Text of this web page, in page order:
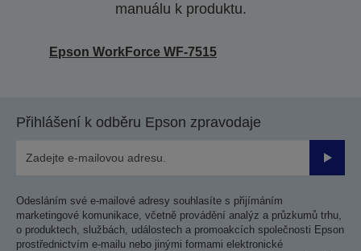
manuálu k produktu.
Epson WorkForce WF-7515
Přihlášení k odběru Epson zpravodaje
Odesláním své e-mailové adresy souhlasíte s přijímáním
marketingové komunikace, včetně provádění analýz a průzkumů trhu,
o produktech, službách, událostech a promoakcích společnosti Epson
prostřednictvím e-mailu nebo jinými formami elektronické